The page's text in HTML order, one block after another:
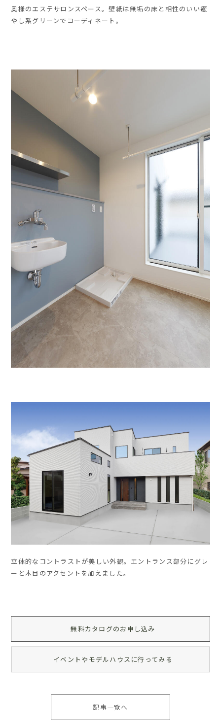
奥様のエステサロンスペース。壁紙は無垢の床と相性のいい癒
やし系グリーンでコーディネート。
立体的なコントラストが美しい外観。エントランス部分にグレ
ーと木目のアクセントを加えました。
無料カタログのお申し込み
イベントやモデルハウスに行ってみる
記事一覧へ